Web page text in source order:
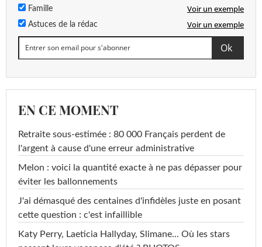
Famille Voir un exemple
Astuces de la rédac Voir un exemple
EN CE MOMENT
Retraite sous-estimée : 80 000 Français perdent de
l'argent à cause d'une erreur administrative
Melon : voici la quantité exacte à ne pas dépasser pour
éviter les ballonnements
J'ai démasqué des centaines d'infidèles juste en posant
cette question : c'est infaillible
Katy Perry, Laeticia Hallyday, Slimane... Où les stars